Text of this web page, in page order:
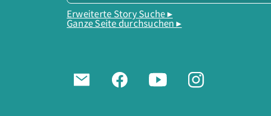
Erweiterte Story Suche ▸
Ganze Seite durchsuchen ▸